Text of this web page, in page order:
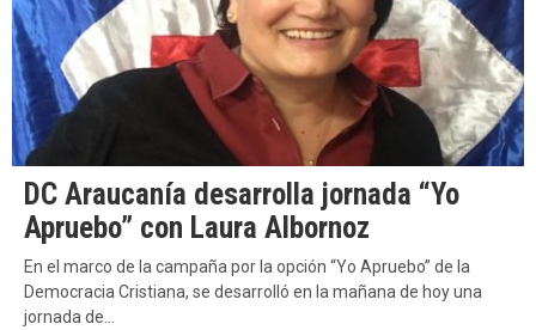
DC Araucanía desarrolla jornada “Yo
Apruebo” con Laura Albornoz
En el marco de la campaña por la opción “Yo Apruebo” de la
Democracia Cristiana, se desarrolló en la mañana de hoy una
jornada de…